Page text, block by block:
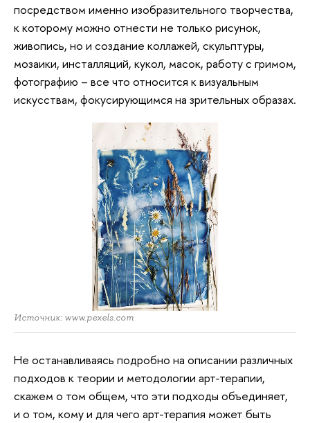
посредством именно изобразительного творчества,
к которому можно отнести не только рисунок,
живопись, но и создание коллажей, скульптуры,
мозаики, инсталляций, кукол, масок, работу с гримом,
фотографию – все что относится к визуальным
искусствам, фокусирующимся на зрительных образах.
Источник: www.pexels.com
Не останавливаясь подробно на описании различных
подходов к теории и методологии арт-терапии,
скажем о том общем, что эти подходы объединяет,
и о том, кому и для чего арт-терапия может быть